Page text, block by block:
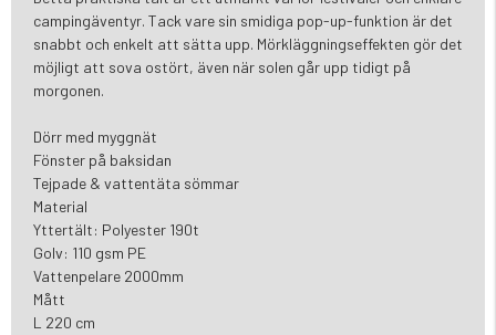
campingäventyr. Tack vare sin smidiga pop-up-funktion är det
snabbt och enkelt att sätta upp. Mörkläggningseffekten gör det
möjligt att sova ostört, även när solen går upp tidigt på
morgonen.
Dörr med myggnät
Fönster på baksidan
Tejpade & vattentäta sömmar
Material
Yttertält: Polyester 190t
Golv: 110 gsm PE
Vattenpelare 2000mm
Mått
L 220 cm